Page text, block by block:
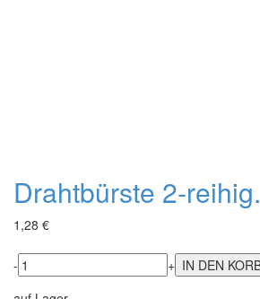
Drahtbürste 2-reihig.
1,28 €
-
+